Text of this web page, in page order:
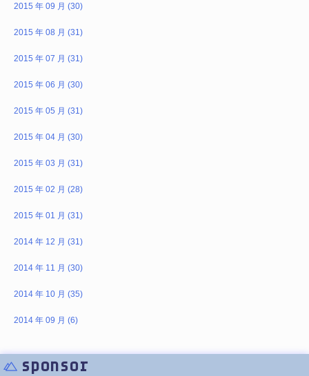
2015 年 09 月 (30)
2015 年 08 月 (31)
2015 年 07 月 (31)
2015 年 06 月 (30)
2015 年 05 月 (31)
2015 年 04 月 (30)
2015 年 03 月 (31)
2015 年 02 月 (28)
2015 年 01 月 (31)
2014 年 12 月 (31)
2014 年 11 月 (30)
2014 年 10 月 (35)
2014 年 09 月 (6)
sponsor